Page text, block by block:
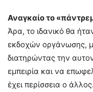
Αναγκαίο το
Άρα, το ιδανικό θα
εκδοχών οργάνωσης,
διατηρώντας την
εμπειρία και να
έχει περίσσεια ο άλλος.